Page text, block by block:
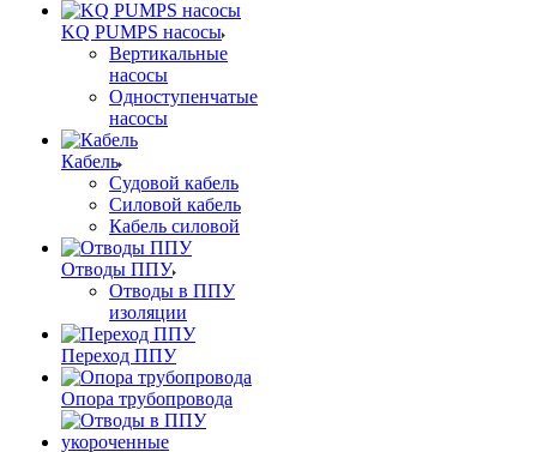
KQ PUMPS насосы
Вертикальные
насосы
Одноступенчатые
насосы
Кабель
Судовой кабель
Силовой кабель
Кабель силовой
Отводы ППУ
Отводы в ППУ
изоляции
Переход ППУ
Опора трубопровода